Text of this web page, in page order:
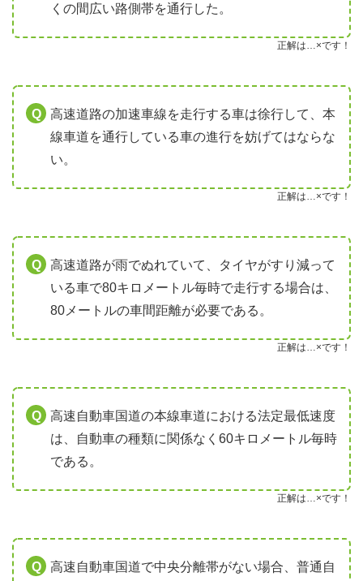
くの間広い路側帯を通行した。
正解は…×です！
高速道路の加速車線を走行する車は徐行して、本
線車道を通行している車の進行を妨げてはならな
い。
正解は…×です！
高速道路が雨でぬれていて、タイヤがすり減って
いる車で80キロメートル毎時で走行する場合は、
80メートルの車間距離が必要である。
正解は…×です！
高速自動車国道の本線車道における法定最低速度
は、自動車の種類に関係なく60キロメートル毎時
である。
正解は…×です！
高速自動車国道で中央分離帯がない場合、普通自